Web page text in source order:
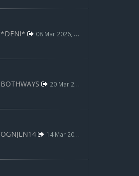
*DENI* 08 Mar 2026, 13:41
BOTHWAYS 20 Mar 2022, 23:09
OGNJEN14 14 Mar 2022, 18:40